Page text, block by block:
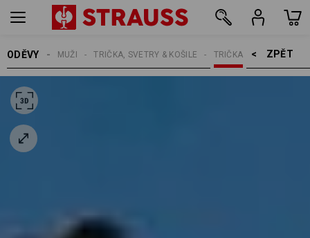
ODĚVY ZPĚT    >
TRIČKA
TRIČKA, SVETRY & KOŠILE
MUŽI